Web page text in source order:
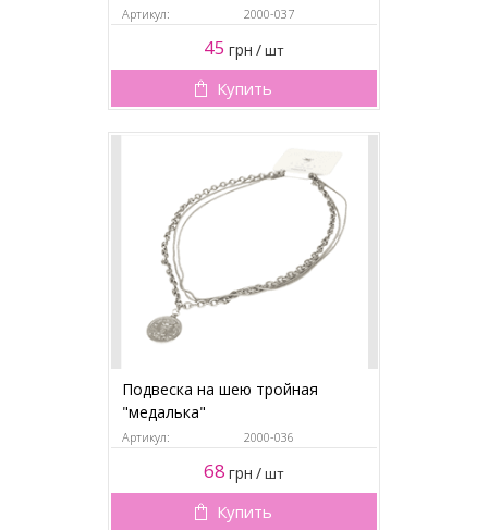
Артикул: 2000-037
45 грн /шт
Купить
Подвеска на шею тройная
"медалька"
Артикул: 2000-036
68 грн /шт
Купить